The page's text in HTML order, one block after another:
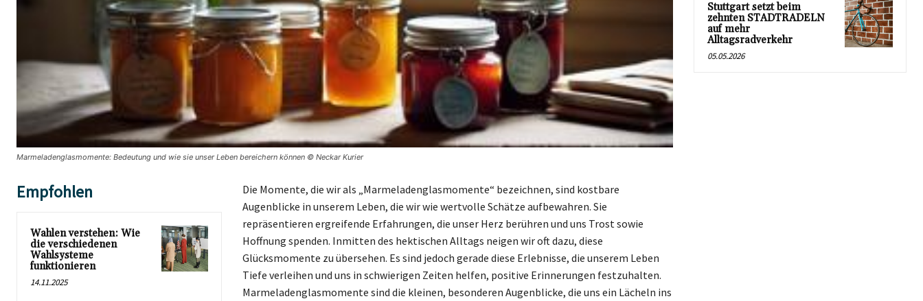
Marmeladenglasmomente: Bedeutung und wie sie unser Leben bereichern können © Neckar Kurier
Empfohlen
Wahlen verstehen: Wie
die verschiedenen
Wahlsysteme
funktionieren
14.11.2025
Die Momente, die wir als „Marmeladenglasmomente“ bezeichnen, sind kostbare
Augenblicke in unserem Leben, die wir wie wertvolle Schätze aufbewahren. Sie
repräsentieren ergreifende Erfahrungen, die unser Herz berühren und uns Trost sowie
Hoffnung spenden. Inmitten des hektischen Alltags neigen wir oft dazu, diese
Glücksmomente zu übersehen. Es sind jedoch gerade diese Erlebnisse, die unserem Leben
Tiefe verleihen und uns in schwierigen Zeiten helfen, positive Erinnerungen festzuhalten.
Marmeladenglasmomente sind die kleinen, besonderen Augenblicke, die uns ein Lächeln ins
Stuttgart setzt beim
zehnten STADTRADELN
auf mehr
Alltagsradverkehr
05.05.2026